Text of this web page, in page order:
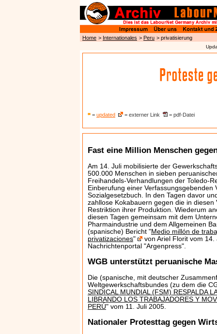
Home > Internationales > Peru > privatisierung
= updated = externer Link = pdf-Datei
Fast eine Million Menschen
Am 14. Juli mobilisierte der
500.000 Menschen in sieben
Freihandels-Verhandlungen der Toledo-
Einberufung einer Verfassungsgebenden
Sozialgesetzbuch. In den Tagen davor
zahllose Kokabauern gegen die in
Restriktion ihrer Produktion. Wiederum
diesen Tagen gemeinsam mit dem
Pharmaindustrie und dem Allgemeinen
(spanische) Bericht "Medio millón de
privatizaciones"
von Ariel Florit vom 14.
Nachrichtenportal "Argenpress".
WGB unterstützt peruanische
Die (spanische, mit deutscher
Weltgewerkschaftsbundes (zu dem die
SINDICAL MUNDIAL (FSM) RESPALDA
LIBRANDO LOS TRABAJADORES Y
PERÚ" vom 11. Juli 2005.
Nationaler Protesttag gegen